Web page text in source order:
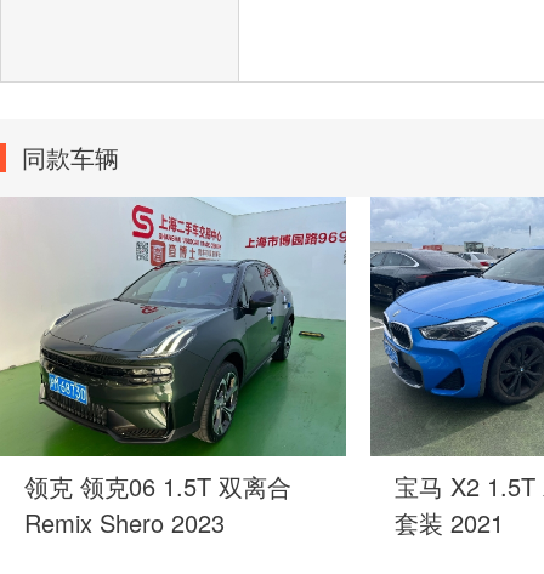
同款车辆
领克 领克06 1.5T 双离合
Remix Shero 2023
宝马 X2
套装 2021